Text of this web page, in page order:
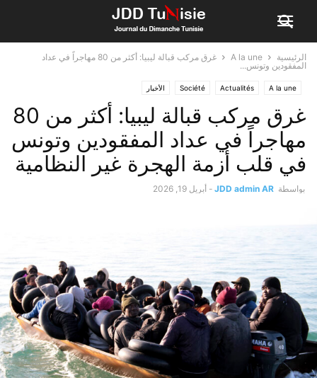
الرئيسية A la une
غرق مركب قبالة ليبيا: أكثر من 80 مهاجراً في عداد
المفقودين وتونس...
A la une
Actualités
Société الأخبار
غرق مركب قبالة ليبيا: أكثر من 80
مهاجراً في عداد المفقودين وتونس
في قلب أزمة الهجرة غير النظامية
بواسطة JDD admin AR
- أبريل 19, 2026